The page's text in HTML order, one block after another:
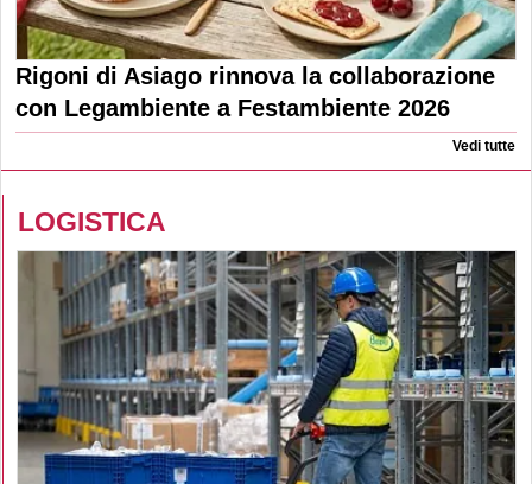
Rigoni di Asiago rinnova la collaborazione
con Legambiente a Festambiente 2026
Vedi tutte
LOGISTICA